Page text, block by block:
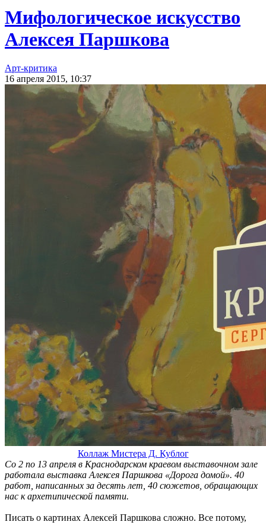
Мифологическое искусство
Алексея Паршкова
Арт-критика
16 апреля 2015, 10:37
Коллаж Мистера Д. Кублог
Со 2 по 13 апреля в Краснодарском краевом выставочном зале
работала выставка Алексея Паршкова «Дорога домой». 40
работ, написанных за десять лет, 40 сюжетов, обращающих
нас к архетипической памяти.
Писать о картинах Алексей Паршкова сложно. Все потому,